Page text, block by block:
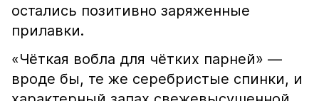
остались позитивно заряженные
прилавки.
«Чёткая вобла для чётких парней» —
вроде бы, те же серебристые спинки, и